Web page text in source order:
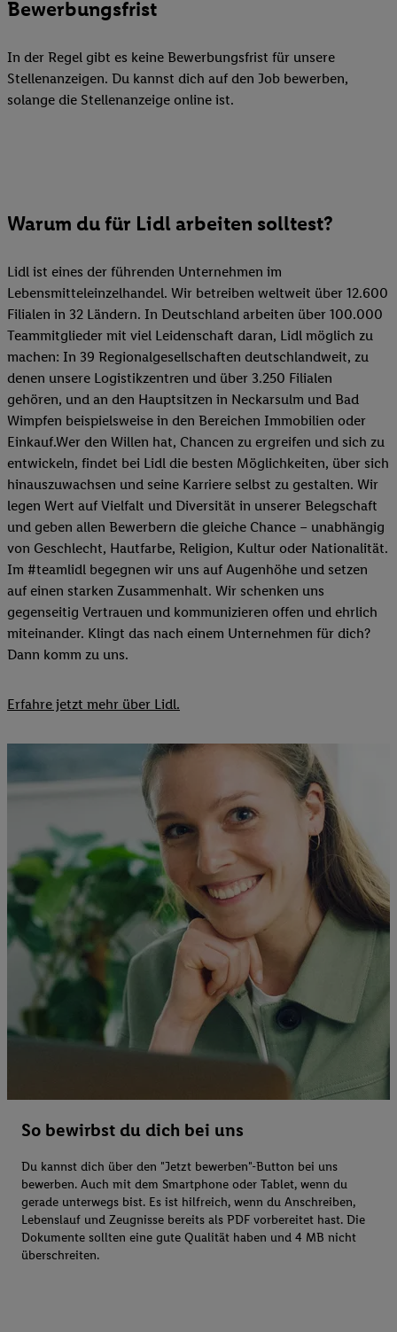
Bewerbungsfrist
In der Regel gibt es keine Bewerbungsfrist für unsere
Stellenanzeigen. Du kannst dich auf den Job bewerben,
solange die Stellenanzeige online ist.
Warum du für Lidl arbeiten solltest?
Lidl ist eines der führenden Unternehmen im
Lebensmitteleinzelhandel. Wir betreiben weltweit über 12.600
Filialen in 32 Ländern. In Deutschland arbeiten über 100.000
Teammitglieder mit viel Leidenschaft daran, Lidl möglich zu
machen: In 39 Regionalgesellschaften deutschlandweit, zu
denen unsere Logistikzentren und über 3.250 Filialen
gehören, und an den Hauptsitzen in Neckarsulm und Bad
Wimpfen beispielsweise in den Bereichen Immobilien oder
Einkauf.Wer den Willen hat, Chancen zu ergreifen und sich zu
entwickeln, findet bei Lidl die besten Möglichkeiten, über sich
hinauszuwachsen und seine Karriere selbst zu gestalten. Wir
legen Wert auf Vielfalt und Diversität in unserer Belegschaft
und geben allen Bewerbern die gleiche Chance – unabhängig
von Geschlecht, Hautfarbe, Religion, Kultur oder Nationalität.
Im #teamlidl begegnen wir uns auf Augenhöhe und setzen
auf einen starken Zusammenhalt. Wir schenken uns
gegenseitig Vertrauen und kommunizieren offen und ehrlich
miteinander. Klingt das nach einem Unternehmen für dich?
Dann komm zu uns.​
Erfahre jetzt mehr über Lidl.
So bewirbst du dich bei uns
Du kannst dich über den "Jetzt bewerben"-Button bei uns
bewerben. Auch mit dem Smartphone oder Tablet, wenn du
gerade unterwegs bist. Es ist hilfreich, wenn du Anschreiben,
Lebenslauf und Zeugnisse bereits als PDF vorbereitet hast. Die
Dokumente sollten eine gute Qualität haben und 4 MB nicht
überschreiten.